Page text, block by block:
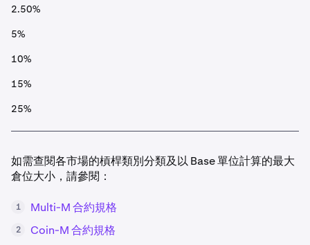
2.50%
5%
10%
15%
25%
如需查閱各市場的槓桿類別分類及以 Base 單位計算的最大
倉位大小，請參閱：
1 Multi-M 合約規格
2 Coin-M 合約規格